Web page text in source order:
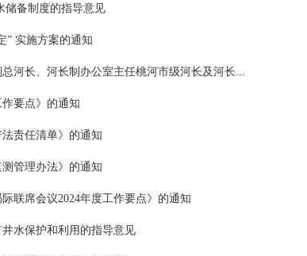
储备制度的指导意见
” 实施方案的通知
河长、河长制办公室主任桃河市级河长及河长...
要点》的通知
责任清单》的通知
管理办法》的通知
联席会议2024年度工作要点》的通知
水保护和利用的指导意见